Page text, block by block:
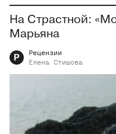
На Страстной:
Марьяна
Р
Рецензии
Елена
Стишова